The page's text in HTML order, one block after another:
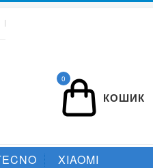
0
КОШИК
XIAOMI